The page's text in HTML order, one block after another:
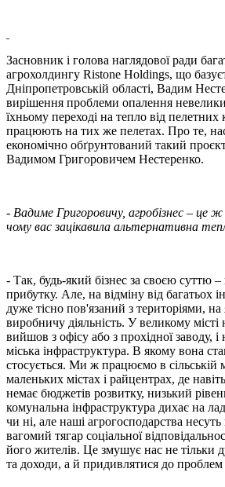
Засновник і голова наглядової ради
агрохолдингу Ristone Holdings, що
Дніпропетровській області, Вадим
вирішення проблеми опалення
їхньому переході на тепло від
працюють на тих же пелетах. Про те,
економічно обґрунтований такий
Вадимом Григоровичем Нестеренко.
- Вадиме Григоровичу, агробізнес – це ж
чому вас зацікавила альтернативна
- Так, будь-який бізнес за своєю суттю
прибутку. Але, на відміну від
дуже тісно пов'язаний з територіями,
виробничу діяльність. У великому
вийшов з офісу або з прохідної заводу,
міська інфраструктура. В якому вона
стосується. Ми ж працюємо в сільській
маленьких містах і райцентрах, де навіть
немає бюджетів розвитку, низький
комунальна інфраструктура дихає на
чи ні, але наші агрогосподарства несуть
вагомий тягар соціальної
його жителів. Це змушує нас не тільки
та доходи, а й придивлятися до